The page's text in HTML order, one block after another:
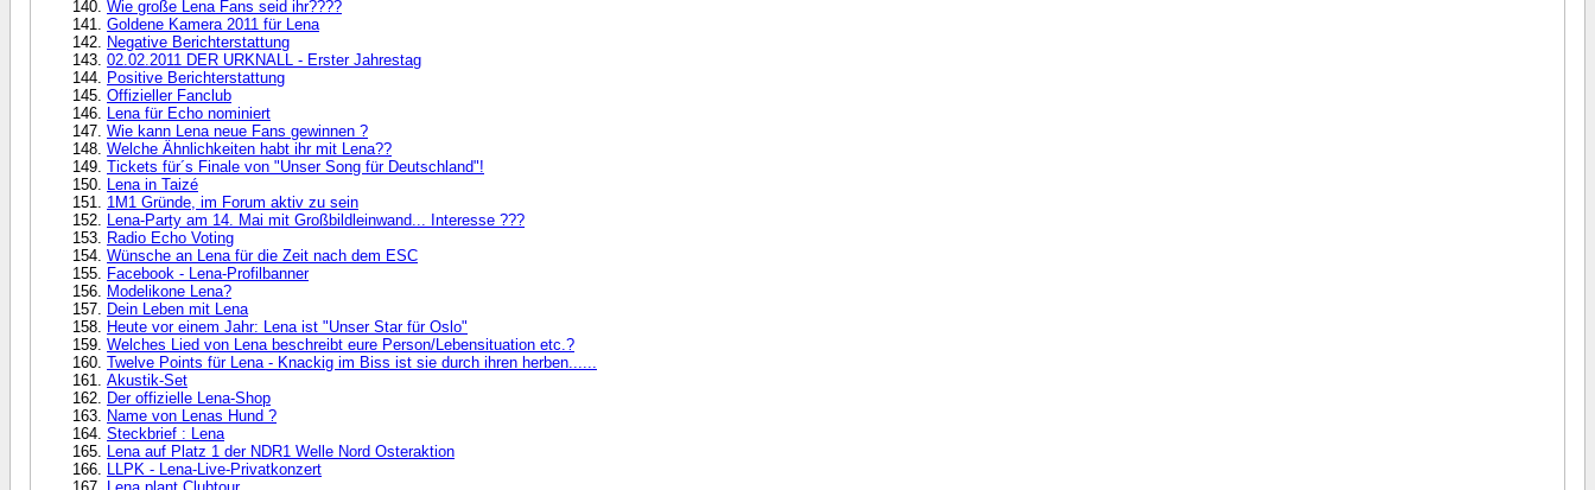
Wie große Lena Fans seid ihr????
Goldene Kamera 2011 für Lena
Negative Berichterstattung
02.02.2011 DER URKNALL - Erster Jahrestag
Positive Berichterstattung
Offizieller Fanclub
Lena für Echo nominiert
Wie kann Lena neue Fans gewinnen ?
Welche Ähnlichkeiten habt ihr mit Lena??
Tickets für´s Finale von "Unser Song für Deutschland"!
Lena in Taizé
1M1 Gründe, im Forum aktiv zu sein
Lena-Party am 14. Mai mit Großbildleinwand... Interesse ???
Radio Echo Voting
Wünsche an Lena für die Zeit nach dem ESC
Facebook - Lena-Profilbanner
Modelikone Lena?
Dein Leben mit Lena
Heute vor einem Jahr: Lena ist "Unser Star für Oslo"
Welches Lied von Lena beschreibt eure Person/Lebensituation etc.?
Twelve Points für Lena - Knackig im Biss ist sie durch ihren herben......
Akustik-Set
Der offizielle Lena-Shop
Name von Lenas Hund ?
Steckbrief : Lena
Lena auf Platz 1 der NDR1 Welle Nord Osteraktion
LLPK - Lena-Live-Privatkonzert